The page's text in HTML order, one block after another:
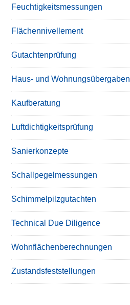
Feuchtigkeitsmessungen
Flächennivellement
Gutachtenprüfung
Haus- und Wohnungsübergaben
Kaufberatung
Luftdichtigkeitsprüfung
Sanierkonzepte
Schallpegelmessungen
Schimmelpilzgutachten
Technical Due Diligence
Wohnflächenberechnungen
Zustandsfeststellungen